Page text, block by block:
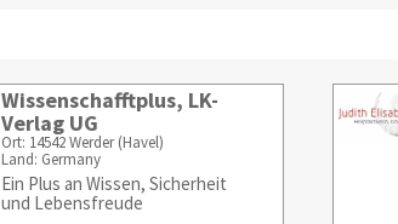
Wissenschafftplus, LK-
Verlag UG
Ort: 14542 Werder (Havel)
Land: Germany
Ein Plus an Wissen, Sicherheit
und Lebensfreude